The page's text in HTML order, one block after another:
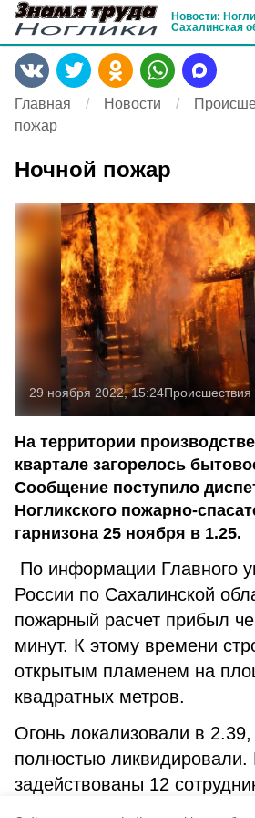
Новости:
Сахалинская
Главная Новости
пожар
Ночной пожар
29 ноября 2022, 15:24Происшествия
На территории
квартале загорелось
Сообщение поступило
Ногликского пожарно-
гарнизона 25 ноября в 1.25.
По информации Главного
России по Сахалинской
пожарный расчет прибыл
минут. К этому времени
открытым пламенем на
квадратных метров.
Огонь локализовали в
полностью
задействованы 12